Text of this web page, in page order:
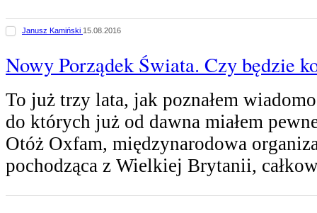
Janusz Kamiński 15.08.2016
Nowy Porządek Świata. Czy będzie
To już trzy lata, jak poznałem
do których już od dawna miałem
Otóż Oxfam, międzynarodowa
pochodząca z Wielkiej Brytanii,